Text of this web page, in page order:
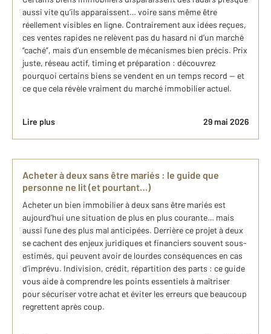
aussi vite qu’ils apparaissent… voire sans même être
réellement visibles en ligne. Contrairement aux idées reçues,
ces ventes rapides ne relèvent pas du hasard ni d’un marché
“caché”, mais d’un ensemble de mécanismes bien précis. Prix
juste, réseau actif, timing et préparation : découvrez
pourquoi certains biens se vendent en un temps record — et
ce que cela révèle vraiment du marché immobilier actuel.
Lire plus 29 mai 2026
Acheter à deux sans être mariés : le guide que
personne ne lit (et pourtant…)
Acheter un bien immobilier à deux sans être mariés est
aujourd’hui une situation de plus en plus courante… mais
aussi l’une des plus mal anticipées. Derrière ce projet à deux
se cachent des enjeux juridiques et financiers souvent sous-
estimés, qui peuvent avoir de lourdes conséquences en cas
d’imprévu. Indivision, crédit, répartition des parts : ce guide
vous aide à comprendre les points essentiels à maîtriser
pour sécuriser votre achat et éviter les erreurs que beaucoup
regrettent après coup.